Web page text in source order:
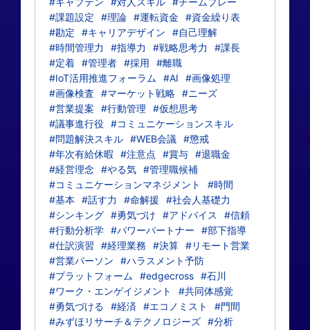
#課題設定
#理論 #運転資金
#資金繰り表
#勘定
#キャリアデザイン
#自己理解
#時間管理力
#指導力 #戦略思考力
#課長
#定着 #管理者 #採用
#離職
#IoT活用推進フォーラム
#AI
#画像処理
#画像検査
#マーケット戦略 #ニーズ
#営業提案
#行動管理
#仮想思考
#議事進行役 #コミュニケーションスキル
#問題解決スキル #WEB会議
#懲戒
#年次有給休暇
#注意点 #賞与 #退職金
#経営理念 #やる気 #管理職候補
#コミュニケーションマネジメント
#時間
#基本
#話す力 #命解援
#社会人基礎力
#シンキング #勇気づけ #アドバイス
#信頼
#行動分析学 #パワーパートナー
#部下指導
#仕訳演習
#経理業務 #決算 #リモート営業
#営業パーソン
#ハラスメント予防
#プラットフォーム
#edgecross #石川
#ワーク・エンゲイジメント
#共同体感覚
#勇気づける
#経済 #エコノミスト
#門間
#みずほリサーチ＆テクノロジーズ #分析